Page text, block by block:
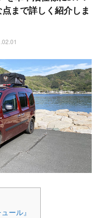
まで詳しく紹介しま
ール』